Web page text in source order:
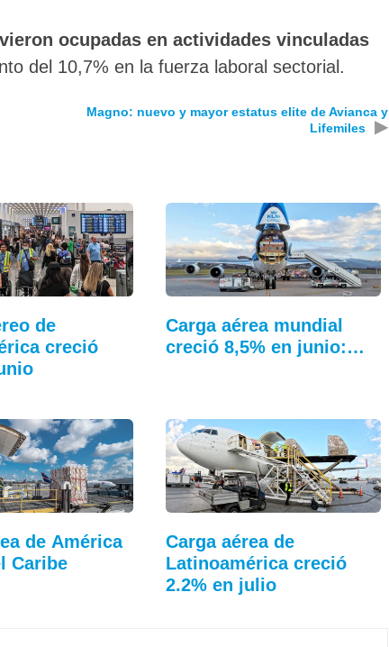
ocupadas en actividades vinculadas
del 10,7% en la fuerza laboral sectorial.
Magno: nuevo y mayor estatus elite de Avianca y
Lifemiles
▶
de
creció
Carga aérea mundial
creció 8,5% en junio:…
de América
Caribe
Carga aérea de
Latinoamérica creció
2.2% en julio